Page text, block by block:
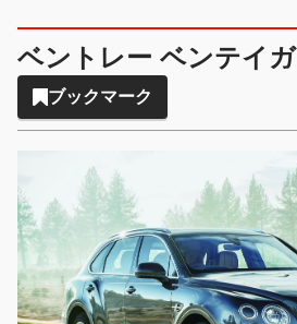
ベントレー ベンテイガ
ブックマーク